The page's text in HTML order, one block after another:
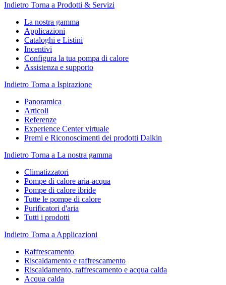
Indietro Torna a Prodotti & Servizi
La nostra gamma
Applicazioni
Cataloghi e Listini
Incentivi
Configura la tua pompa di calore
Assistenza e supporto
Indietro Torna a Ispirazione
Panoramica
Articoli
Referenze
Experience Center virtuale
Premi e Riconoscimenti dei prodotti Daikin
Indietro Torna a La nostra gamma
Climatizzatori
Pompe di calore aria-acqua
Pompe di calore ibride
Tutte le pompe di calore
Purificatori d'aria
Tutti i prodotti
Indietro Torna a Applicazioni
Raffrescamento
Riscaldamento e raffrescamento
Riscaldamento, raffrescamento e acqua calda
Acqua calda